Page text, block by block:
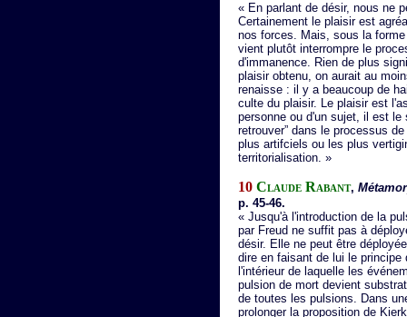
« En parlant de désir, nous ne
Certainement le plaisir est
nos forces. Mais, sous la
vient plutôt interrompre le
d'immanence. Rien de plus
plaisir obtenu, on aurait au
renaisse : il y a beaucoup de
culte du plaisir. Le plaisir est
personne ou d'un sujet, il est le
retrouver” dans le processus
plus artifciels ou les plus
territorialisation. »
10 Claude Rabant,
p. 45-46.
« Jusqu'à l'introduction de la
par Freud ne suffit pas à
désir. Elle ne peut être
dire en faisant de lui le principe
l'intérieur de laquelle les
pulsion de mort devient
de toutes les pulsions. Dans
prolonger la proposition de